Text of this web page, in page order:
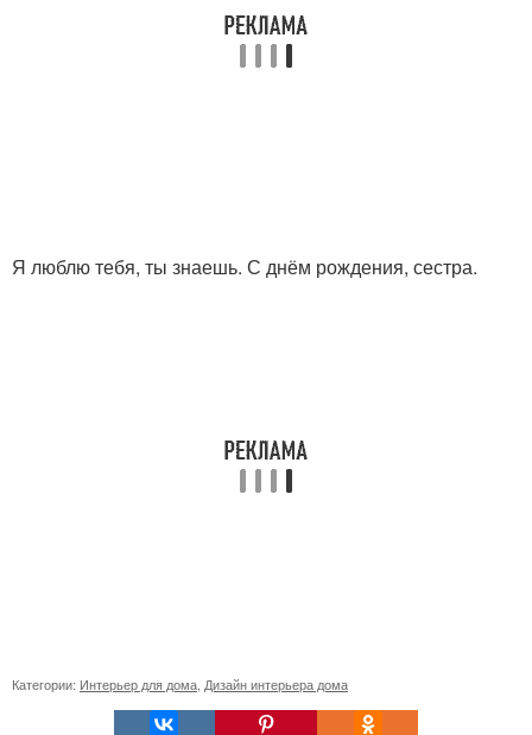
Я люблю тебя, ты знаешь. С днём рождения, сестра.
Категории: Интерьер для дома Дизайн интерьера дома